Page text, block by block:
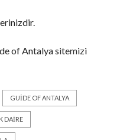
of Antalyasitemizi
GUIDE OF ANTALYA
DAIRE